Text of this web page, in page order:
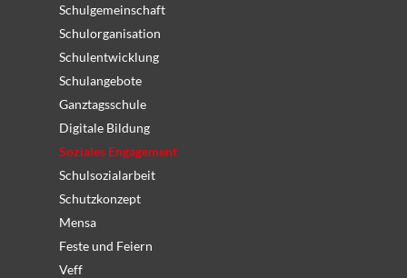
Schulgemeinschaft
Schulorganisation
Schulentwicklung
Schulangebote
Ganztagsschule
Digitale Bildung
Soziales Engagement
Schulsozialarbeit
Schutzkonzept
Mensa
Feste und Feiern
Veff